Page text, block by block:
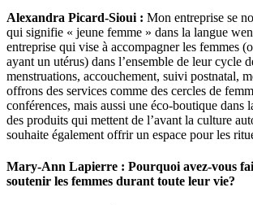
Alexandra Picard-Sioui : Mon entreprise se
qui signifie « jeune femme » dans la langue
entreprise qui vise à accompagner les femmes
ayant un utérus) dans l’ensemble de leur cycle
menstruations, accouchement, suivi postnatal,
offrons des services comme des cercles de
conférences, mais aussi une éco-boutique dans
des produits qui mettent de l’avant la culture
souhaite également offrir un espace pour les
Mary-Ann Lapierre : Pourquoi avez-vous
soutenir les femmes durant toute leur vie?